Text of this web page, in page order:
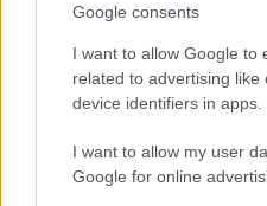
Google consents
I want to allow Google to
related to advertising like
device identifiers in apps.
I want to allow my user
Google for online
KAPCSOLÓDÓ HÍREK
Az LG trollkodik a Times